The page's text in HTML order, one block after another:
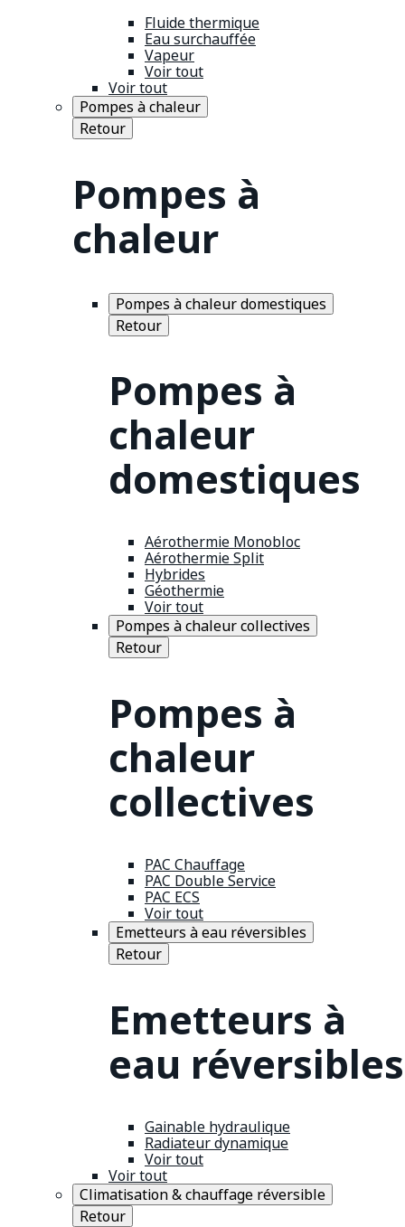
Fluide thermique
Eau surchauffée
Vapeur
Voir tout
Voir tout
Pompes à chaleur
Retour
Pompes à
chaleur
Pompes à chaleur domestiques
Retour
Pompes à
chaleur
domestiques
Aérothermie Monobloc
Aérothermie Split
Hybrides
Géothermie
Voir tout
Pompes à chaleur collectives
Retour
Pompes à
chaleur
collectives
PAC Chauffage
PAC Double Service
PAC ECS
Voir tout
Emetteurs à eau réversibles
Retour
Emetteurs à
eau réversibles
Gainable hydraulique
Radiateur dynamique
Voir tout
Voir tout
Climatisation & chauffage réversible
Retour